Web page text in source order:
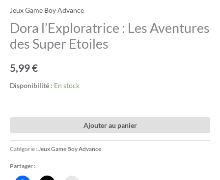
Jeux Game Boy Advance
Dora l’Exploratrice : Les Aventures
des Super Etoiles
5,99€
Disponibilité : En stock
Ajouter au panier
Catégorie : Jeux Game Boy Advance
Partager :